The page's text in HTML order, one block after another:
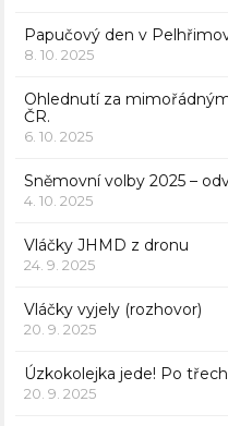
Papučový den v
8. 10. 2025
Ohlednutí za
ČR.
6. 10. 2025
Sněmovní volby 2025 –
4. 10. 2025
Vláčky JHMD z dronu
24. 9. 2025
Vláčky vyjely (rozhovor)
20. 9. 2025
Úzkokolejka jede! Po
20. 9. 2025